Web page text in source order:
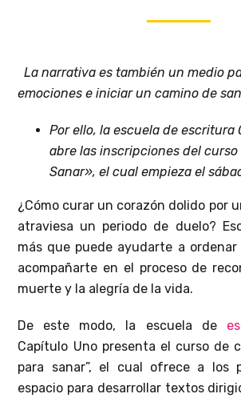
La narrativa es también un medio
emociones e iniciar un camino de
Por ello, la escuela de escritura
abre las inscripciones del
Sanar», el cual empieza el
¿Cómo curar un corazón dolido por
atraviesa un periodo de duelo?
más que puede ayudarte a ordenar
acompañarte en el proceso de
muerte y la alegría de la vida.
De este modo, la escuela de
Capítulo Uno presenta el curso de
para sanar”, el cual ofrece a los
espacio para desarrollar textos